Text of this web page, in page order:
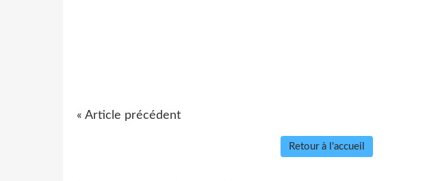
« Article précédent
Retour à l'accueil